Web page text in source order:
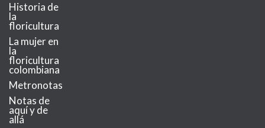
Historia de
la
floricultura
La mujer en
la
floricultura
colombiana
Metronotas
Notas de
aquí y de
allá